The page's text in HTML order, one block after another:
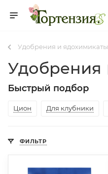
Удобрения и ядохимикаты
Удобрения
Быстрый подбор
Цион Для клубники
ФИЛЬТР